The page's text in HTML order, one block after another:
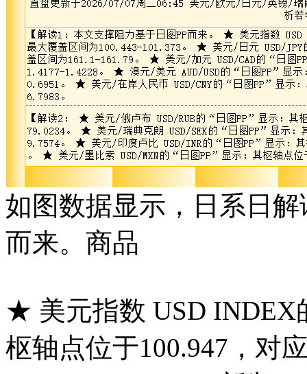
如图数据显示，日系日
而来。商品
★ 美元指数 USD INDEX
枢轴点位于100.947，对